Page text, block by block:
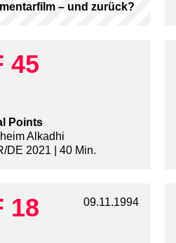
– und zurück?
45
Points
Alkadhi
DE 2021 | 40 Min.
18 09.11.1994